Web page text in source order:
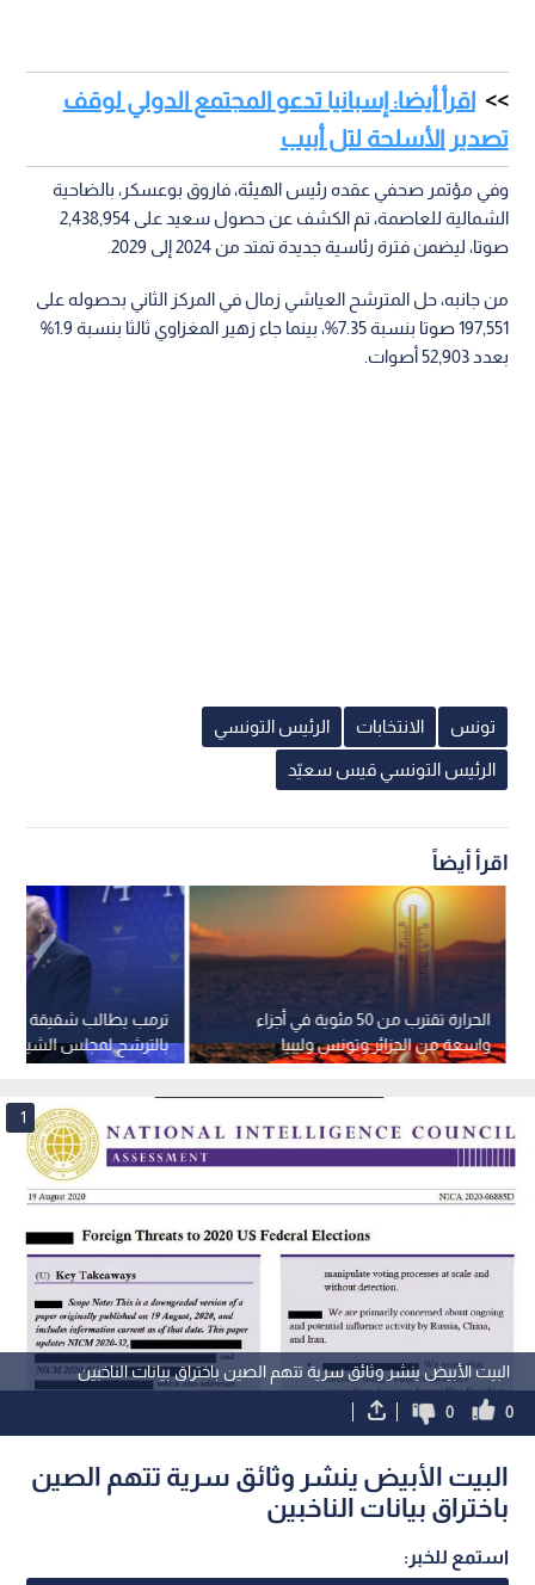
اقرأ أيضا: إسبانيا تدعو المجتمع الدولي لوقف
تصدير الأسلحة لتل أبيب
وفي مؤتمر صحفي عقده رئيس الهيئة، فاروق بوعسكر، بالضاحية
الشمالية للعاصمة، تم الكشف عن حصول سعيد على 2,438,954
صوتا، ليضمن فترة رئاسية جديدة تمتد من 2024 إلى 2029.
من جانبه، حل المترشح العياشي زمال في المركز الثاني بحصوله على
197,551 صوتا بنسبة 7.35%، بينما جاء زهير المغزاوي ثالثا بنسبة 1.9%
بعدد 52,903 أصوات.
تونس الانتخابات الرئيس التونسي
الرئيس التونسي قيس سعيّد
اقرأ أيضاً
ترمب يطالب شقيقة
بالترشح لمجلس الشيوخ
الحرارة تقترب من 50 مئوية في أجزاء
واسعة من الجزائر وتونس وليبيا
والمغرب
البيت الأبيض ينشر وثائق سرية تتهم الصين باختراق بيانات الناخبين
1
0
0
البيت الأبيض ينشر وثائق سرية تتهم الصين
باختراق بيانات الناخبين
استمع للخبر: